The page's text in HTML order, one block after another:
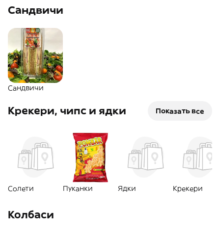
Сандвичи
Сандвичи
Крекери, чипс и ядки Показать все
Солети Пуканки Ядки Крекери
Колбаси